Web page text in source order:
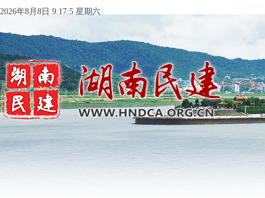
2026年8月8日 9:17:5 星期六
民建湖南省委会十届五次全会召开